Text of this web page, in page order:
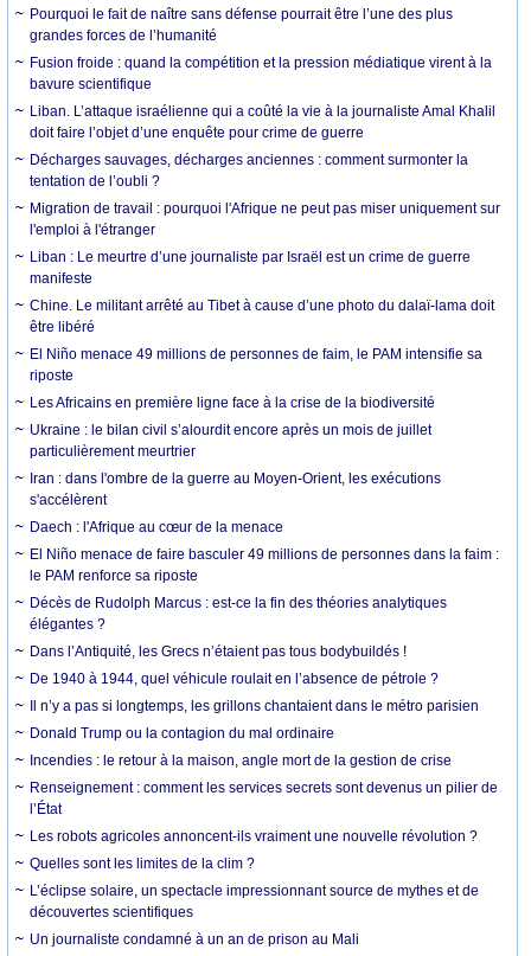
Pourquoi le fait de naître sans défense pourrait être l’une des plus
grandes forces de l’humanité
Fusion froide : quand la compétition et la pression médiatique virent à la
bavure scientifique
Liban. L’attaque israélienne qui a coûté la vie à la journaliste Amal Khalil
doit faire l’objet d’une enquête pour crime de guerre
Décharges sauvages, décharges anciennes : comment surmonter la
tentation de l’oubli ?
Migration de travail : pourquoi l'Afrique ne peut pas miser uniquement sur
l'emploi à l'étranger
Liban : Le meurtre d’une journaliste par Israël est un crime de guerre
manifeste
Chine. Le militant arrêté au Tibet à cause d’une photo du dalaï-lama doit
être libéré
El Niño menace 49 millions de personnes de faim, le PAM intensifie sa
riposte
Les Africains en première ligne face à la crise de la biodiversité
Ukraine : le bilan civil s’alourdit encore après un mois de juillet
particulièrement meurtrier
Iran : dans l'ombre de la guerre au Moyen-Orient, les exécutions
s'accélèrent
Daech : l'Afrique au cœur de la menace
El Niño menace de faire basculer 49 millions de personnes dans la faim :
le PAM renforce sa riposte
Décès de Rudolph Marcus : est-ce la fin des théories analytiques
élégantes ?
Dans l’Antiquité, les Grecs n’étaient pas tous bodybuildés !
De 1940 à 1944, quel véhicule roulait en l’absence de pétrole ?
Il n’y a pas si longtemps, les grillons chantaient dans le métro parisien
Donald Trump ou la contagion du mal ordinaire
Incendies : le retour à la maison, angle mort de la gestion de crise
Renseignement : comment les services secrets sont devenus un pilier de
l’État
Les robots agricoles annoncent-ils vraiment une nouvelle révolution ?
Quelles sont les limites de la clim ?
L’éclipse solaire, un spectacle impressionnant source de mythes et de
découvertes scientifiques
Un journaliste condamné à un an de prison au Mali